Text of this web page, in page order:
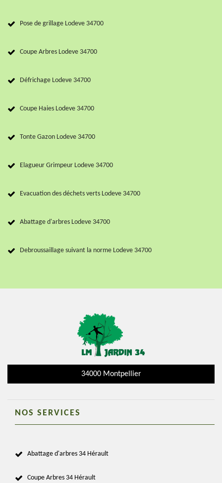
Pose de grillage Lodeve 34700
Coupe Arbres Lodeve 34700
Défrichage Lodeve 34700
Coupe Haies Lodeve 34700
Tonte Gazon Lodeve 34700
Elagueur Grimpeur Lodeve 34700
Evacuation des déchets verts Lodeve 34700
Abattage d'arbres Lodeve 34700
Debroussaillage suivant la norme Lodeve 34700
34000 Montpellier
NOS SERVICES
Abattage d'arbres 34 Hérault
Coupe Arbres 34 Hérault